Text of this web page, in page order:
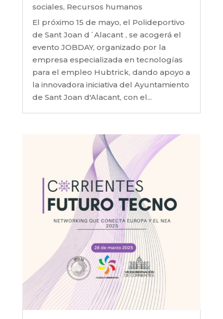
sociales, Recursos humanos
El próximo 15 de mayo, el Polideportivo
de Sant Joan d´Alacant , se acogerá el
evento JOBDAY, organizado por la
empresa especializada en tecnologías
para el empleo Hubtrick, dando apoyo a
la innovadora iniciativa del Ayuntamiento
de Sant Joan d'Alacant, con el...